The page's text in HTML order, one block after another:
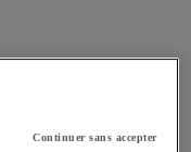
Continuer sans accepter